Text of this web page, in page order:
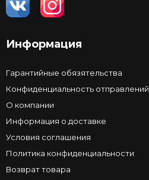
Информация
Гарантийные обязятельства
Конфиденциальность отправлений
О компании
Информация о доставке
Условия соглашения
Политика конфиденциальности
Возврат товара